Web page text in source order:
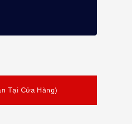
Cao Cấp số lượng